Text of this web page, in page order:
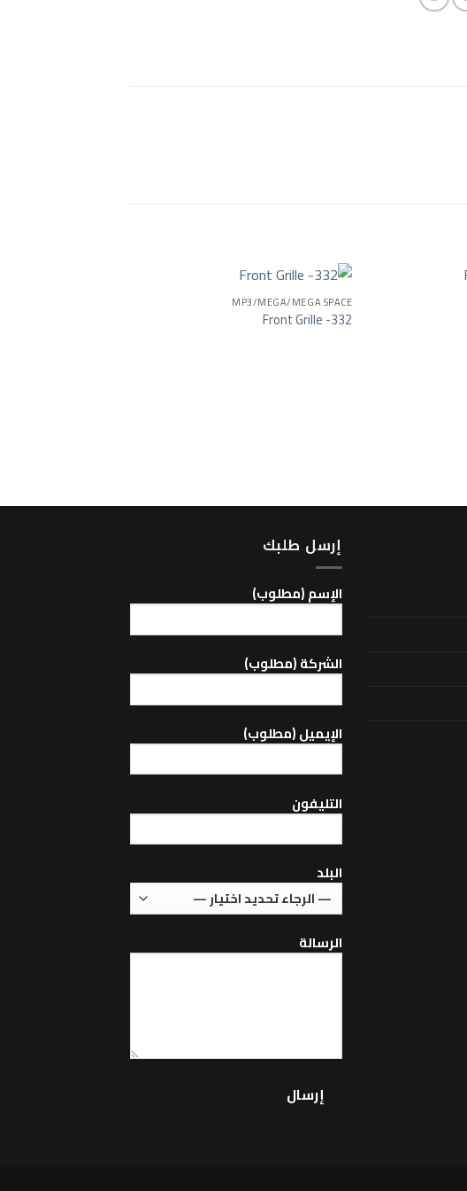
Add to wishlist
MP3/MEGA/MEGA SPACE
Front Grille -332
إرسل طلبك
اﻹسم (مطلوب)
الشركة (مطلوب)
اﻹيميل (مطلوب)
التليفون
البلد
الرسالة